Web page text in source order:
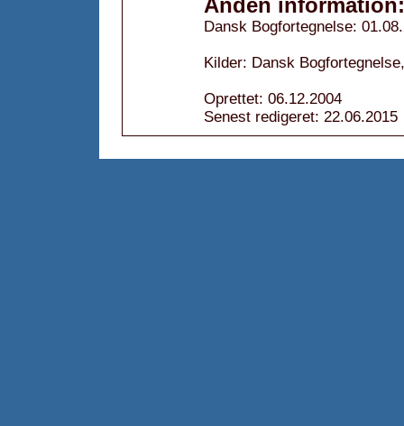
Anden information:
Dansk Bogfortegnelse:
Kilder: Dansk
Oprettet: 06.12.2004
Senest redigeret: 22.06.2015